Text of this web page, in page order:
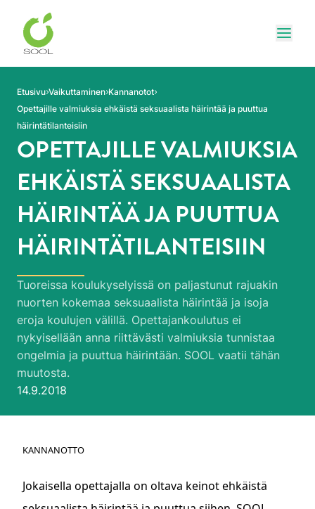
Siirry sivun sisältöön
Etusivu Vaikuttaminen Kannanotot
Opettajille valmiuksia ehkäistä seksuaalista häirintää ja puuttua
häirintätilanteisiin
OPETTAJILLE VALMIUKSIA
EHKÄISTÄ SEKSUAALISTA
HÄIRINTÄÄ JA PUUTTUA
HÄIRINTÄTILANTEISIIN
Tuoreissa koulukyselyissä on paljastunut rajuakin
nuorten kokemaa seksuaalista häirintää ja isoja
eroja koulujen välillä. Opettajankoulutus ei
nykyisellään anna riittävästi valmiuksia tunnistaa
ongelmia ja puuttua häirintään. SOOL vaatii tähän
muutosta.
Julkaistu:
14.9.2018
KANNANOTTO
Jokaisella opettajalla on oltava keinot ehkäistä